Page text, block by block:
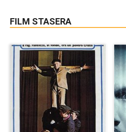
FILM STASERA